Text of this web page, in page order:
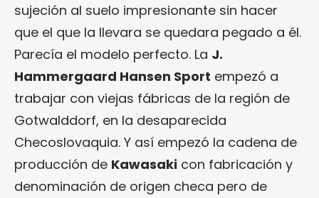
sujeción al suelo impresionante sin hacer
que el que la llevara se quedara pegado a él.
Parecía el modelo perfecto. La J.
Hammergaard Hansen Sport empezó a
trabajar con viejas fábricas de la región de
Gotwalddorf, en la desaparecida
Checoslovaquia. Y así empezó la cadena de
producción de Kawasaki con fabricación y
denominación de origen checa pero de